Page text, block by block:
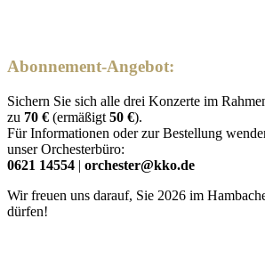
Abonnement-Angebot:
Sichern Sie sich alle drei Konzerte im
zu 70 € (ermäßigt 50 €).
Für Informationen oder zur Bestellung
unser Orchesterbüro:
0621 14554 | orchester@kko.de
Wir freuen uns darauf, Sie 2026 im
dürfen!